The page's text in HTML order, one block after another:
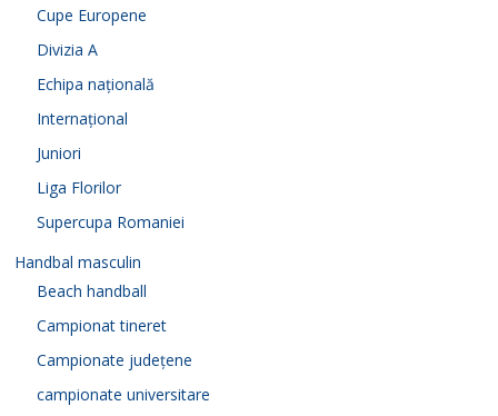
Cupe Europene
Divizia A
Echipa națională
Internațional
Juniori
Liga Florilor
Supercupa Romaniei
Handbal masculin
Beach handball
Campionat tineret
Campionate județene
campionate universitare